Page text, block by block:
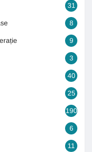
31
8
9
3
40
25
190
6
11